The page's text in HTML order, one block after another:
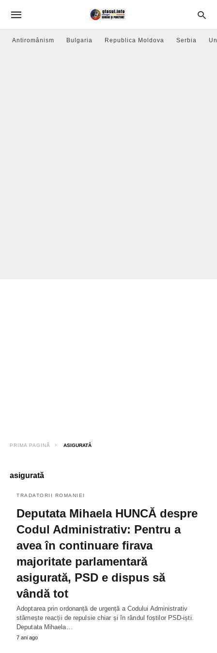
Antiromânism Bulgaria Republica Moldova Serbia
PRIMA PAGINĂ ASIGURATĂ
asigurată
TRADATORII ROMANIEI
Deputata Mihaela HUNCĂ despre
Codul Administrativ: Pentru a
avea în continuare firava
majoritate parlamentară
asigurată, PSD e dispus să
vândă tot
Adoptarea prin ordonanță de urgență a Codului Administrativ
stârnește reacții de repulsie chiar și în rândul foștilor PSD-iști.
Deputata Mihaela…
7 ani ago